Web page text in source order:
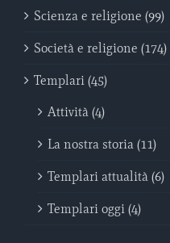
Scienza e religione (99)
Società e religione (174)
Templari (45)
Attività (4)
La nostra storia (11)
Templari attualità (6)
Templari oggi (4)